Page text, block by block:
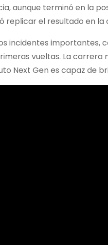
aunque terminó en la
replicar el resultado en
incidentes importantes,
vueltas. La
Next Gen es capaz de